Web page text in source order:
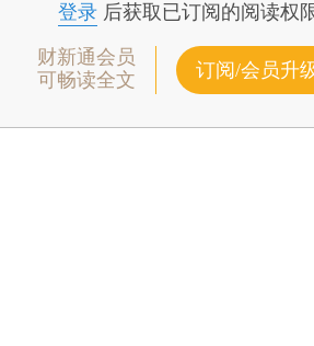
登录后获取已订阅的阅读权
财新通会员
可畅读全文
订阅/会员升